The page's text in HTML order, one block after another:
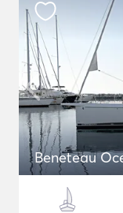
Beneteau